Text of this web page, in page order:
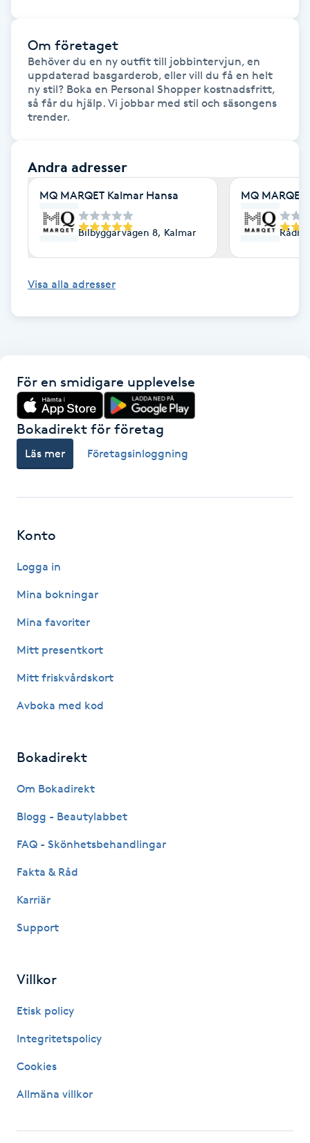
Enzympeeling
Extensions borttagning
Face framing
Fettreducering
Fibromassage
Fillers
Fotmassage
Fotsvamp
Fotvård
Fransborttagning
Fransk manikyr
Frekvensterapi
Frisör
Om företaget
Behöver du en ny outfit till jobbintervjun, en
uppdaterad basgarderob, eller vill du få en helt
ny stil? Boka en Personal Shopper kostnadsfritt,
så får du hjälp. Vi jobbar med stil och säsongens
trender.
Andra adresser
MQ MARQET Kalmar Hansa
Bilbyggarvägen 8, Kalmar
MQ
Visa alla adresser
För en smidigare upplevelse
Bokadirekt för företag
Läs mer Företagsinloggning
Konto
Logga in
Mina bokningar
Mina favoriter
Mitt presentkort
Mitt friskvårdskort
Avboka med kod
Bokadirekt
Om Bokadirekt
Blogg - Beautylabbet
FAQ - Skönhetsbehandlingar
Fakta & Råd
Karriär
Support
Villkor
Etisk policy
Integritetspolicy
Cookies
Allmäna villkor